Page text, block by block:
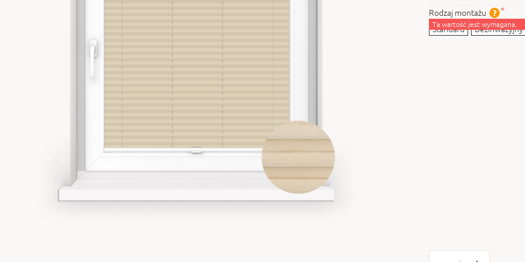
Rodzaj montażu
Standard
Bezinwazyjny
Ta wartość jest wymagana.